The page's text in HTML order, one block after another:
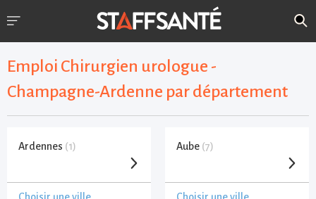
Emploi Chirurgien urologue -
Champagne-Ardenne par département
Ardennes (1) Aube (7)